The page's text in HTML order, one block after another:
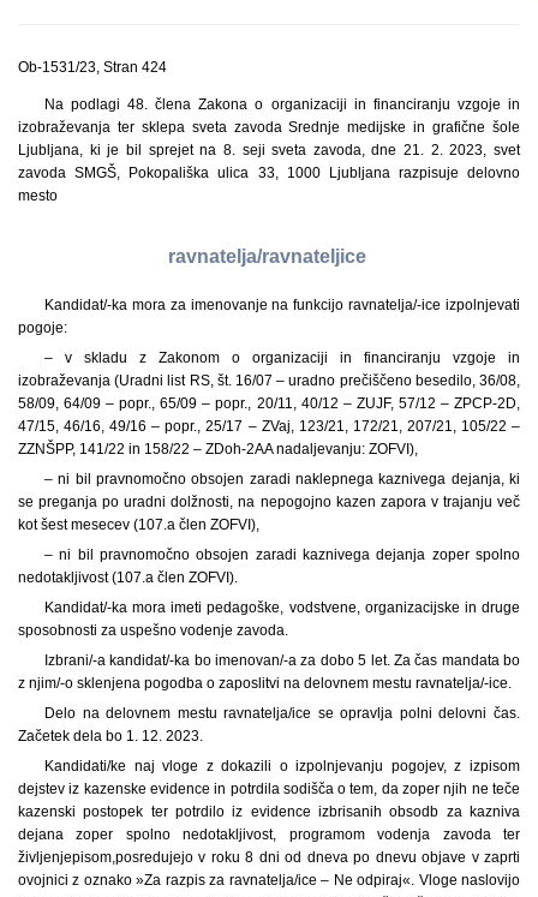
Ob-1531/23, Stran 424
Na podlagi 48. člena Zakona o organizaciji in financiranju vzgoje in
izobraževanja ter sklepa sveta zavoda Srednje medijske in grafične šole
Ljubljana, ki je bil sprejet na 8. seji sveta zavoda, dne 21. 2. 2023, svet
zavoda SMGŠ, Pokopališka ulica 33, 1000 Ljubljana razpisuje delovno
mesto
ravnatelja/ravnateljice
Kandidat/-ka mora za imenovanje na funkcijo ravnatelja/-ice izpolnjevati
pogoje:
– v skladu z Zakonom o organizaciji in financiranju vzgoje in
izobraževanja (Uradni list RS, št. 16/07 – uradno prečiščeno besedilo, 36/08,
58/09, 64/09 – popr., 65/09 – popr., 20/11, 40/12 – ZUJF, 57/12 – ZPCP-2D,
47/15, 46/16, 49/16 – popr., 25/17 – ZVaj, 123/21, 172/21, 207/21, 105/22 –
ZZNŠPP, 141/22 in 158/22 – ZDoh-2AA nadaljevanju: ZOFVI),
– ni bil pravnomočno obsojen zaradi naklepnega kaznivega dejanja, ki
se preganja po uradni dolžnosti, na nepogojno kazen zapora v trajanju več
kot šest mesecev (107.a člen ZOFVI),
– ni bil pravnomočno obsojen zaradi kaznivega dejanja zoper spolno
nedotakljivost (107.a člen ZOFVI).
Kandidat/-ka mora imeti pedagoške, vodstvene, organizacijske in druge
sposobnosti za uspešno vodenje zavoda.
Izbrani/-a kandidat/-ka bo imenovan/-a za dobo 5 let. Za čas mandata bo
z njim/-o sklenjena pogodba o zaposlitvi na delovnem mestu ravnatelja/-ice.
Delo na delovnem mestu ravnatelja/ice se opravlja polni delovni čas.
Začetek dela bo 1. 12. 2023.
Kandidati/ke naj vloge z dokazili o izpolnjevanju pogojev, z izpisom
dejstev iz kazenske evidence in potrdila sodišča o tem, da zoper njih ne teče
kazenski postopek ter potrdilo iz evidence izbrisanih obsodb za kazniva
dejana zoper spolno nedotakljivost, programom vodenja zavoda ter
življenjepisom,posredujejo v roku 8 dni od dneva po dnevu objave v zaprti
ovojnici z oznako »Za razpis za ravnatelja/ice – Ne odpiraj«. Vloge naslovijo